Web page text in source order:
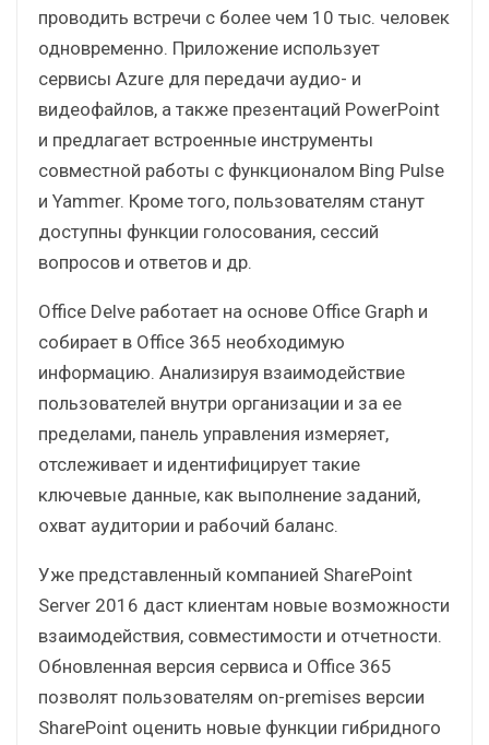
проводить встречи с более чем 10 тыс. человек
одновременно. Приложение использует
сервисы Azure для передачи аудио- и
видеофайлов, а также презентаций PowerPoint
и предлагает встроенные инструменты
совместной работы с функционалом Bing Pulse
и Yammer. Кроме того, пользователям станут
доступны функции голосования, сессий
вопросов и ответов и др.
Office Delve работает на основе Office Graph и
собирает в Office 365 необходимую
информацию. Анализируя взаимодействие
пользователей внутри организации и за ее
пределами, панель управления измеряет,
отслеживает и идентифицирует такие
ключевые данные, как выполнение заданий,
охват аудитории и рабочий баланс.
Уже представленный компанией SharePoint
Server 2016 даст клиентам новые возможности
взаимодействия, совместимости и отчетности.
Обновленная версия сервиса и Office 365
позволят пользователям on-premises версии
SharePoint оценить новые функции гибридного